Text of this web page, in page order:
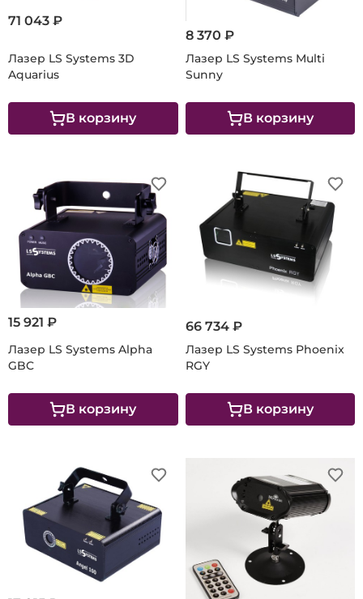
Лазер LS Systems 3D
Aquarius
71 043 ₽
В корзину
Лазер LS Systems Multi
Sunny
8 370 ₽
В корзину
Лазер LS Systems Alpha
GBC
15 921 ₽
В корзину
Лазер LS Systems Phoenix
RGY
66 734 ₽
В корзину